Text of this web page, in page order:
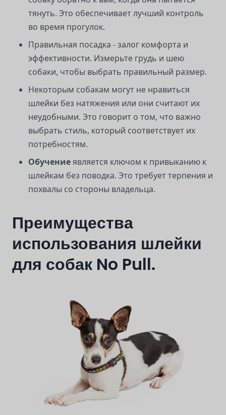
тянуть. Это обеспечивает лучший контроль
во время прогулок.
Правильная посадка - залог комфорта и
эффективности. Измерьте грудь и шею
собаки, чтобы выбрать правильный размер.
Некоторым собакам могут не нравиться
шлейки без натяжения или они считают их
неудобными. Это говорит о том, что важно
выбрать стиль, который соответствует их
потребностям.
Обучениеявляется ключом к привыканию к
шлейкам без поводка. Это требует терпения и
похвалы со стороны владельца.
Преимущества
использования шлейки
для собак No Pull.